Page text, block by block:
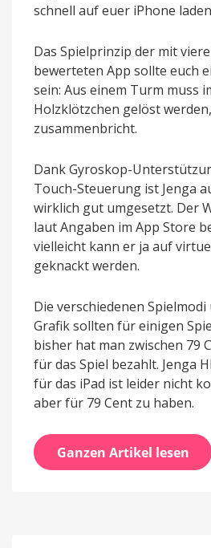
schnell auf euer iPhone
Das Spielprinzip der mit
bewerteten App sollte euch
sein: Aus einem Turm muss
Holzklötzchen gelöst
zusammenbricht.
Dank Gyroskop-
Touch-Steuerung ist Jenga
wirklich gut umgesetzt. Der
laut Angaben im App Store
vielleicht kann er ja auf
geknackt werden.
Die verschiedenen
Grafik sollten für einigen
bisher hat man zwischen 79
für das Spiel bezahlt. Jenga
für das iPad ist leider nicht
aber für 79 Cent zu haben.
Ganzen Artikel lesen